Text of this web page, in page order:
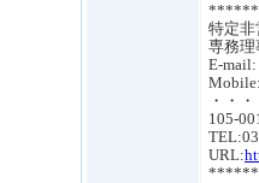
特定非
専務
E-mail:
・・
105-
URL: